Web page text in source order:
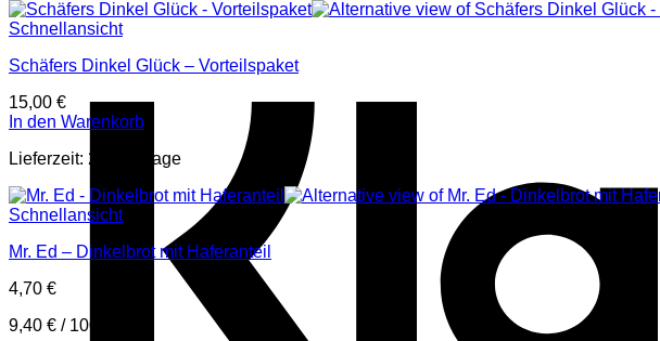
Schnellansicht
Schäfers Dinkel Glück – Vorteilspaket
15,00 €
In den Warenkorb
Lieferzeit: 2 bis 4 Tage
Schnellansicht
Mr. Ed – Dinkelbrot mit Haferanteil
4,70 €
9,40 € / 1000